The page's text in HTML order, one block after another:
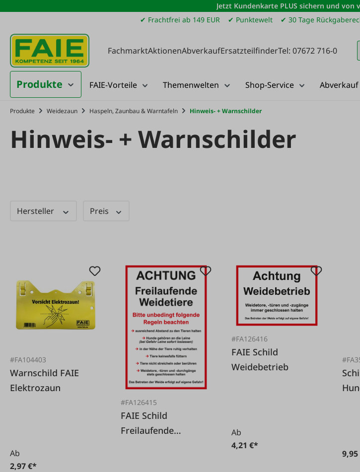
Hauptinhalt springen
Zur Suche springen
Zur Hauptnavigation springen
Jetzt Kundenkarte PLUS sichern und
✔ Frachtfrei ab 149 EUR
✔ Punktewelt ✔ 30 Tage
FachmarktAktionenAbverkaufErsatzteilfinderTel: 07672 716-0
Produkte FAIE-Vorteile Themenwelten Shop-Service Abverkauf
Produkte Weidezaun Haspeln, Zaunbau & Warntafeln Hinweis- + Warnschilder
Hinweis- + Warnschilder
Hersteller Preis
#FA104403
Warnschild FAIE
Elektrozaun
Ab
2,97 €*
#FA126415
FAIE Schild
Freilaufende
#FA126416
FAIE Schild
Weidebetrieb
Ab
4,21 €*